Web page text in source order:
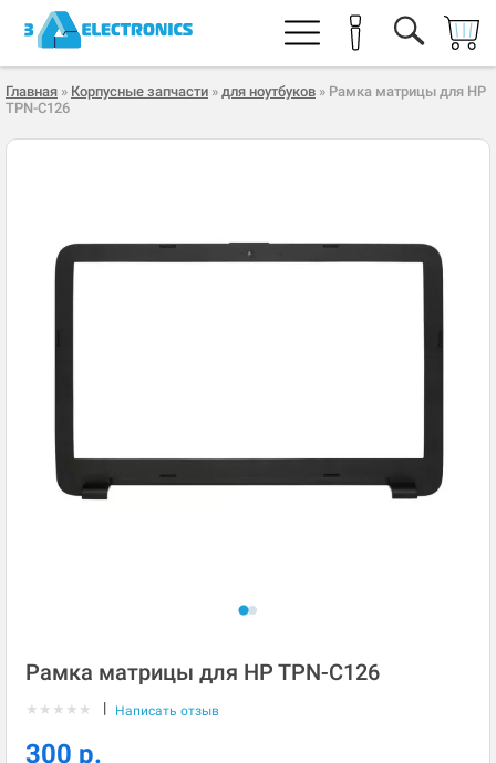
Главная » Корпусные запчасти » для ноутбуков » Рамка матрицы для HP
TPN-C126
Рамка матрицы для HP TPN-C126
★ ★ ★ ★ ★ | Написать отзыв
300 р.